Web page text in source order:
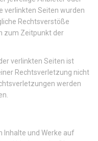
verlinkten Seiten wurden
Rechtsverstöße
zum Zeitpunkt der
verlinkten Seiten ist
Rechtsverletzung nicht
werden
Inhalte und Werke auf